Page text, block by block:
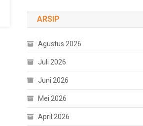
ARSIP
Agustus 2026
Juli 2026
Juni 2026
Mei 2026
April 2026